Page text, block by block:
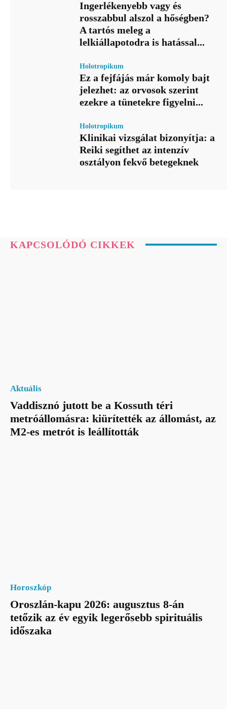
Ingerlékenyebb vagy és
rosszabbul alszol a hőségben?
A tartós meleg a
lelkiállapotodra is hatással...
Holotropikum
Ez a fejfájás már komoly bajt
jelezhet: az orvosok szerint
ezekre a tünetekre figyelni...
Holotropikum
Klinikai vizsgálat bizonyítja: a
Reiki segíthet az intenzív
osztályon fekvő betegeknek
KAPCSOLÓDÓ CIKKEK
Aktuális
Vaddisznó jutott be a Kossuth téri
metróállomásra: kiürítették az állomást, az
M2-es metrót is leállították
Horoszkóp
Oroszlán-kapu 2026: augusztus 8-án
tetőzik az év egyik legerősebb spirituális
időszaka